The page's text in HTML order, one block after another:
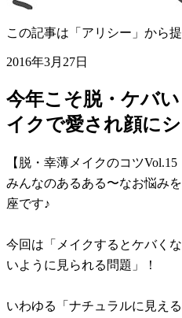
この記事は「アリシー」から
2016年3月27日
今年こそ脱・ケバ
イクで愛され顔に
【脱・幸薄メイクのコツ
みんなのあるある〜なお悩み
座です♪
今回は「メイクするとケバく
いように見られる問題」！
いわゆる「ナチュラルに見え